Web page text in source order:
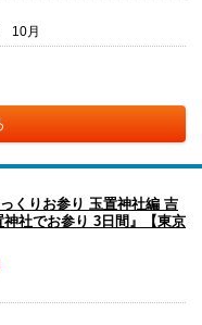
10月
くりお参り 玉置神社編 吉
社でお参り 3日間』【東京